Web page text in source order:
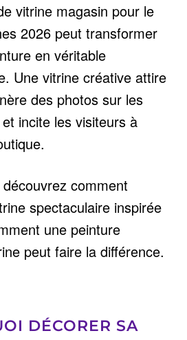
vitrine magasin pour le
2026 peut transformer
en véritable
Une vitrine créative attire
des photos sur les
incite les visiteurs à
comment
spectaculaire inspirée
une peinture
peut faire la différence.
DÉCORER SA